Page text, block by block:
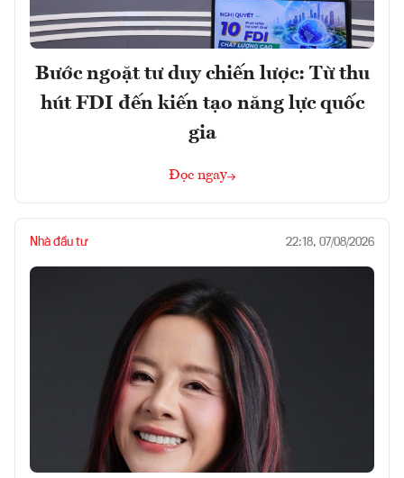
Bước ngoặt tư duy chiến lược: Từ thu
hút FDI đến kiến tạo năng lực quốc
gia
Đọc ngay
Nhà đầu tư 22:18, 07/08/2026